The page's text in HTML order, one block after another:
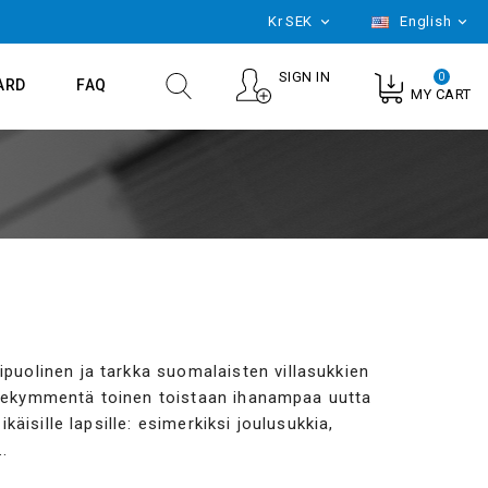
English 
KrSEK 
0
MY CART
SIGN IN
FAQ
ja tarkka suomalaisten villasukkien
toinen toistaan ihanampaa uutta
lapsille: esimerkiksi joulusukkia,